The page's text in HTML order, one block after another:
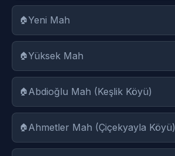
Yeni Mah
Yüksek Mah
Abdioğlu Mah (Keşlik Köyü)
Ahmetler Mah (Çiçekyayla Köyü)